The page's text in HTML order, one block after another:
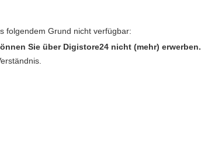
folgendem Grund nicht verfügbar:
Sie über Digistore24 nicht (mehr) erwerben.